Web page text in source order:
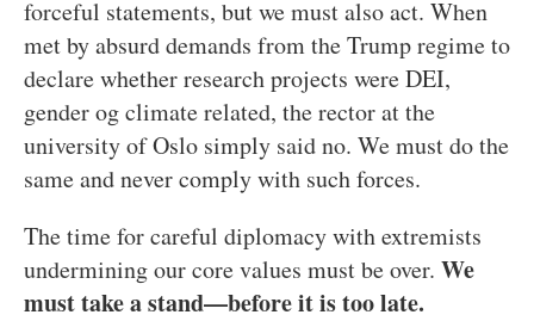
forceful statements, but we must also act. When
met by absurd demands from the Trump regime to
declare whether research projects were DEI,
gender og climate related, the rector at the
university of Oslo simply said no. We must do the
same and never comply with such forces.
The time for careful diplomacy with extremists
undermining our core values must be over. We
must take a stand—before it is too late.